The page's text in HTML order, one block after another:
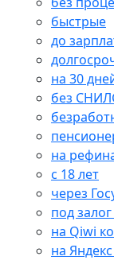
быстрые
до
на 30
без
на
с 18 лет
через
под
на Qiwi
на